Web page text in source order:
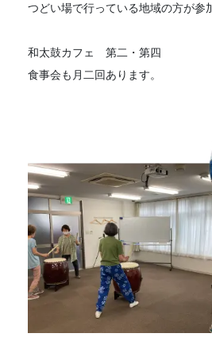
つどい場で行っている地域の方が参
和太鼓カフェ 第二・第四
食事会も月二回あります。